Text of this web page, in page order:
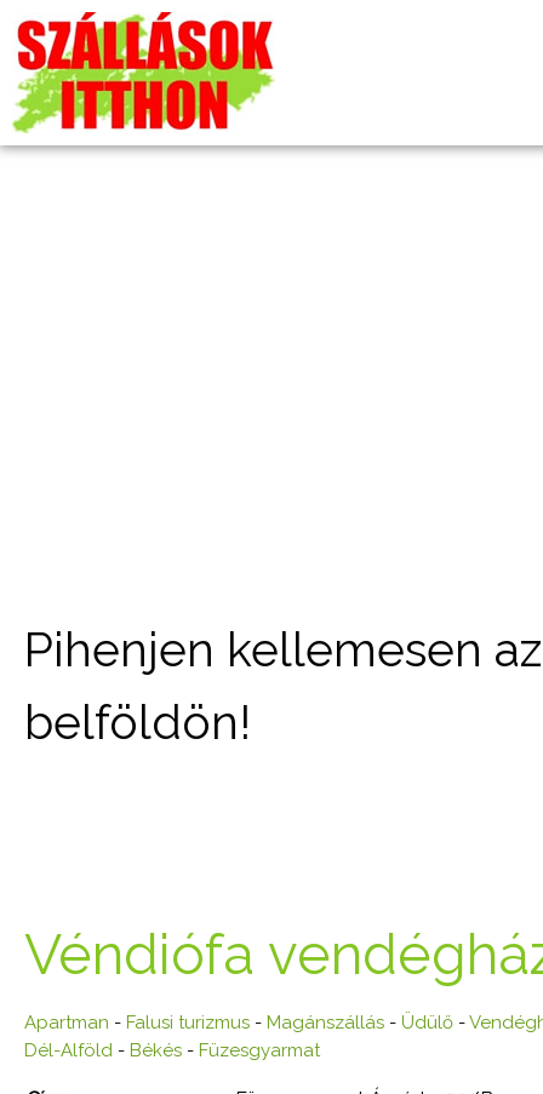
Pihenjen kellemesen
belföldön!
Véndiófa
Apartman - Falusi turizmus - Magánszállás - Üdülő -
Dél-Alföld - Békés - Füzesgyarmat